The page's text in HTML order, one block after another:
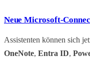
Neue Microsoft-
Assistenten können sich
OneNote, Entra ID,